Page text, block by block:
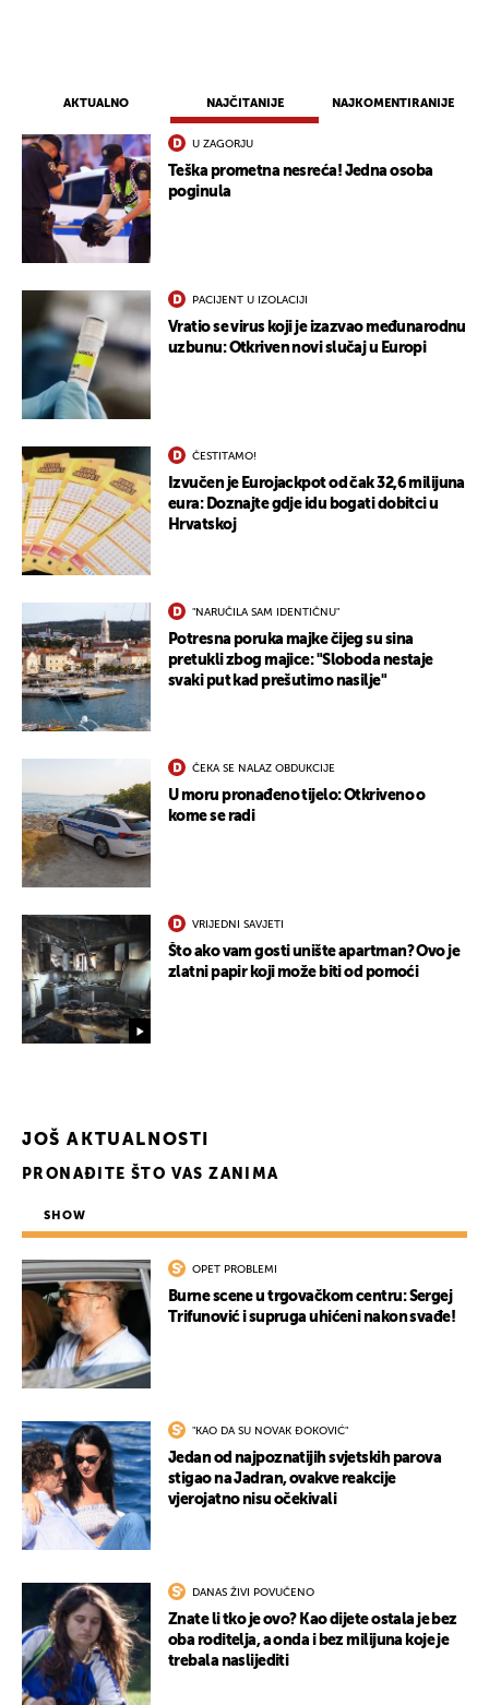
AKTUALNO NAJČITANIJE NAJKOMENTIRANIJE
U ZAGORJU
Teška prometna nesreća! Jedna osoba
poginula
PACIJENT U IZOLACIJI
Vratio se virus koji je izazvao međunarodnu
uzbunu: Otkriven novi slučaj u Europi
ČESTITAMO!
Izvučen je Eurojackpot od čak 32,6 milijuna
eura: Doznajte gdje idu bogati dobitci u
Hrvatskoj
"NARUČILA SAM IDENTIČNU"
Potresna poruka majke čijeg su sina
pretukli zbog majice: "Sloboda nestaje
svaki put kad prešutimo nasilje"
ČEKA SE NALAZ OBDUKCIJE
U moru pronađeno tijelo: Otkriveno o
kome se radi
VRIJEDNI SAVJETI
Što ako vam gosti unište apartman? Ovo je
zlatni papir koji može biti od pomoći
JOŠ AKTUALNOSTI
PRONAĐITE ŠTO VAS ZANIMA
SHOW
OPET PROBLEMI
Burne scene u trgovačkom centru: Sergej
Trifunović i supruga uhićeni nakon svađe!
"KAO DA SU NOVAK ĐOKOVIĆ"
Jedan od najpoznatijih svjetskih parova
stigao na Jadran, ovakve reakcije
vjerojatno nisu očekivali
DANAS ŽIVI POVUČENO
Znate li tko je ovo? Kao dijete ostala je bez
oba roditelja, a onda i bez milijuna koje je
trebala naslijediti
UKLJUČITE NOTIFIKACIJE